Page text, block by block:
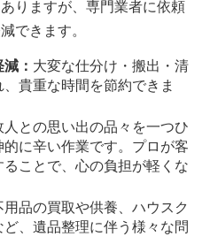
りますが、専門業者に依頼
できます。
： 大変な仕分け・搬出・清
貴重な時間を節約できま
人との思い出の品々を一つひ
に辛い作業です。プロが客
ことで、心の負担が軽くな
用品の買取や供養、ハウスク
、遺品整理に伴う様々な問